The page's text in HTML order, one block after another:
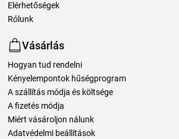
Elérhetőségek
Rólunk
Vásárlás
Hogyan tud rendelni
Kényelempontok hűségprogram
A szállítás módja és költsége
A fizetés módja
Miért vásároljon nálunk
Adatvédelmi beállítások